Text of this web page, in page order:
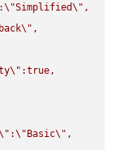
:\"Simplified\" ,
\" ,
\" :true,
:\" Basic\" ,